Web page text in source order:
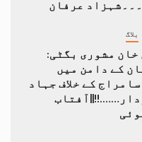
عرفان
بلاگ
خان مشوری بگٹی:
کے دامن میں
کے خلاف جہاد